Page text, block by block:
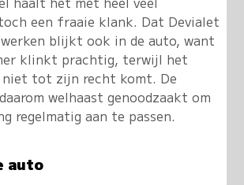
een fraaie klank. Dat Devialet
blijkt ook in de auto, want
klinkt prachtig, terwijl het
tot zijn recht komt. De
welhaast genoodzaakt om
regelmatig aan te passen.
auto